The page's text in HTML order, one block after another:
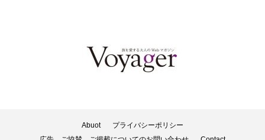
Abuot
プライバシーポリシー